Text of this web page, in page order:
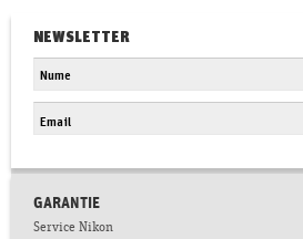
NEWSLETTER
GARANTIE
Service Nikon